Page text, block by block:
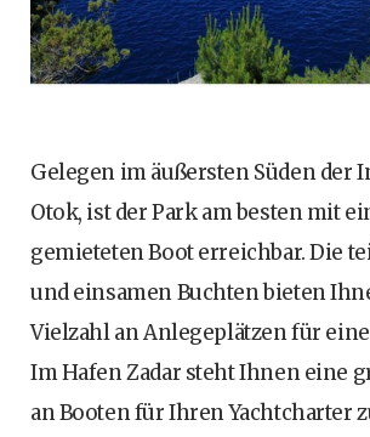
Gelegen im äußersten Süden der
Otok, ist der Park am besten mit
gemieteten Boot erreichbar. Die
und einsamen Buchten bieten
Vielzahl an Anlegeplätzen für
Im Hafen Zadar steht Ihnen eine
an Booten für Ihren Yachtcharter